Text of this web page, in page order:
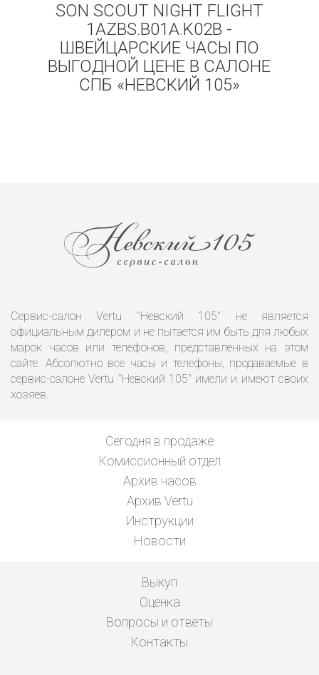
SON SCOUT NIGHT FLIGHT
1AZBS.B01A.K02B -
ШВЕЙЦАРСКИЕ ЧАСЫ ПО
ВЫГОДНОЙ ЦЕНЕ В САЛОНЕ
СПБ «НЕВСКИЙ 105»
Сервис-салон Vertu "Невский 105" не является
официальным дилером и не пытается им быть для любых
марок часов или телефонов, представленных на этом
сайте. Абсолютно все часы и телефоны, продаваемые в
сервис-салоне Vertu "Невский 105" имели и имеют своих
хозяев.
Сегодня в продаже
Комиссионный отдел
Архив часов
Архив Vertu
Инструкции
Новости
Выкуп
Оценка
Вопросы и ответы
Контакты